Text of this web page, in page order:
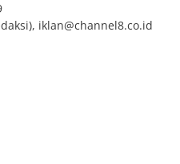
iklan@channel8.co.id